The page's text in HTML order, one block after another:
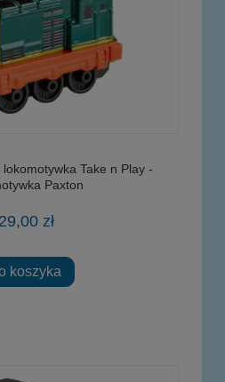
Take n Play -
Paxton
29,00 zł
koszyka